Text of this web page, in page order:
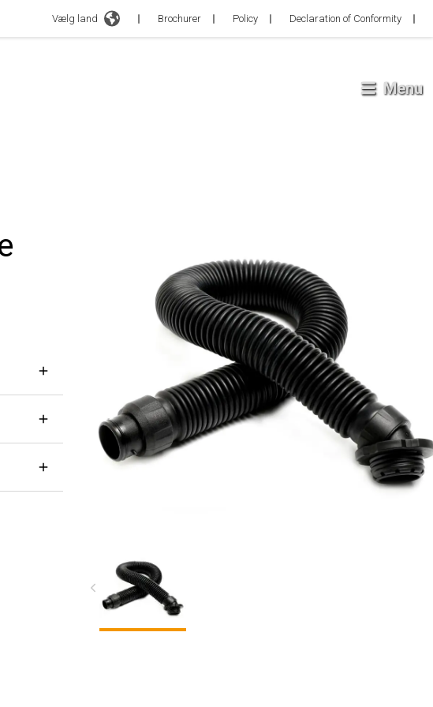
Vælg land Brochurer Policy Declaration of Conformity
Menu